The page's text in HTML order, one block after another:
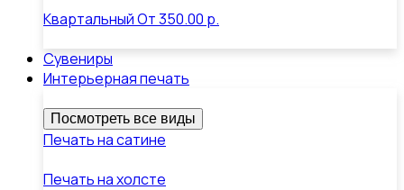
КвартальныйОт350.00 р.
Сувениры
Интерьерная печать
Посмотреть все виды
Печать на сатине
Печать на холсте